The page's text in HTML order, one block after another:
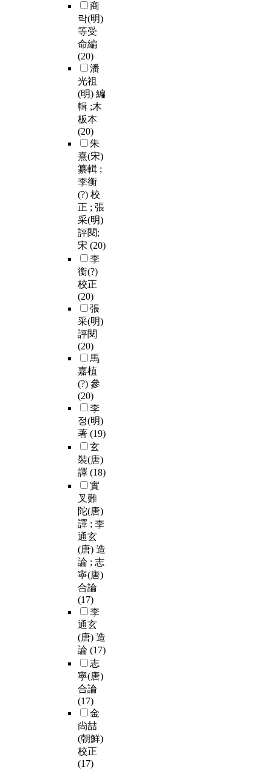
商
락(明)
等受
命編
(20)
潘
光祖
(明) 編
輯 ;木
板本
(20)
朱
熹(宋)
纂輯 ;
李衡
(?) 校
正 ; 張
采(明)
評閱;
宋 (20)
李
衡(?)
校正
(20)
張
采(明)
評閱
(20)
馬
嘉植
(?) 參
(20)
李
정(明)
著 (19)
玄
裝(唐)
譯 (18)
實
叉難
陀(唐)
譯 ; 李
通玄
(唐) 造
論 ; 志
寧(唐)
合論
(17)
李
通玄
(唐) 造
論 (17)
志
寧(唐)
合論
(17)
金
尙喆
(朝鮮)
校正
(17)